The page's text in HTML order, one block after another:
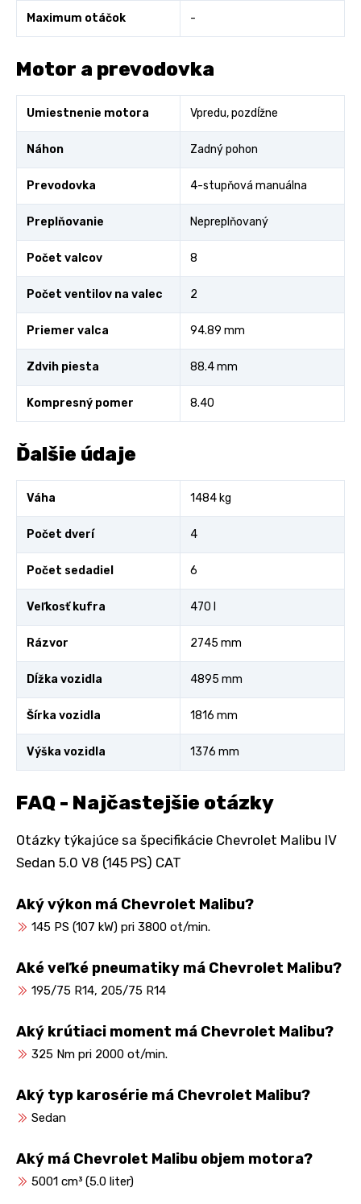
Maximum otáčok -
Motor a prevodovka
Umiestnenie motora Vpredu, pozdĺžne
Náhon Zadný pohon
Prevodovka 4-stupňová manuálna
Preplňovanie Nepreplňovaný
Počet valcov 8
Počet ventilov na valec 2
Priemer valca 94.89 mm
Zdvih piesta 88.4 mm
Kompresný pomer 8.40
Ďalšie údaje
Váha 1484 kg
Počet dverí 4
Počet sedadiel 6
Veľkosť kufra 470 l
Rázvor 2745 mm
Dĺžka vozidla 4895 mm
Šírka vozidla 1816 mm
Výška vozidla 1376 mm
FAQ - Najčastejšie otázky
Otázky týkajúce sa špecifikácie Chevrolet Malibu IV
Sedan 5.0 V8 (145 PS) CAT
Aký výkon má Chevrolet Malibu?
145 PS (107 kW) pri 3800 ot/min.
Aké veľké pneumatiky má Chevrolet Malibu?
195/75 R14, 205/75 R14
Aký krútiaci moment má Chevrolet Malibu?
325 Nm pri 2000 ot/min.
Aký typ karosérie má Chevrolet Malibu?
Sedan
Aký má Chevrolet Malibu objem motora?
5001 cm³ (5.0 liter)